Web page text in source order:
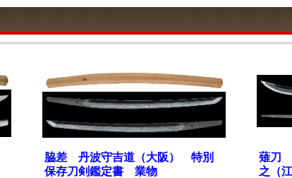
脇差 丹波守吉道（大阪） 特別
保存刀剣鑑定書 業物
薙刀
之（